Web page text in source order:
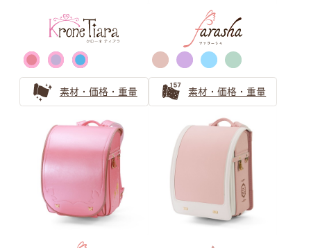
選び方
【水色ランドセル】萬勇鞄の誇る唯一無二の青系製品ライ
ンナップを一覧紹介！
水色のランドセルの選び方！人気上昇中のカラーを紹介
水色のランドセルは可愛らしい女の子に人気！
ブルー・ネイビー ランドセルの
選び方
青系（ブルー、水色）のランドセル
素材・価格・重量 素材・価格・重量